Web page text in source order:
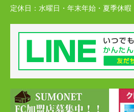
定休日： 水曜日・年末年始・夏季休暇